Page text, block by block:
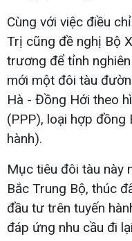
Cùng với việc điều
Trị cũng đề nghị Bộ
trương để tỉnh
mới một đôi tàu
Hà - Đồng Hới theo
(PPP), loại hợp đồng
hành).
Mục tiêu đôi tàu này
Bắc Trung Bộ, thúc
đầu tư trên tuyến
đáp ứng nhu cầu đi